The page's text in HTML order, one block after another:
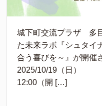
城下町交流プラザ 多
た未来ラボ『シュタイ
合う喜びを～』が
2025/10/19（
12:00（開 […]